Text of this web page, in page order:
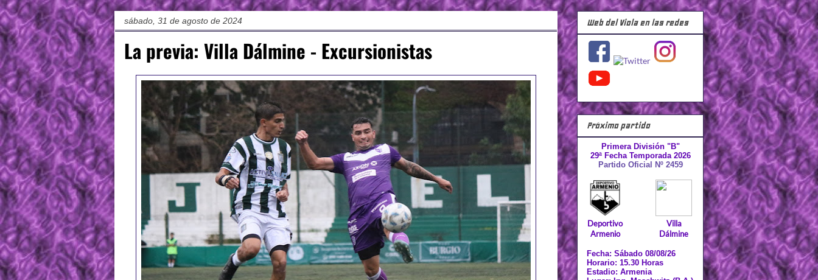
sábado, 31 de agosto de 2024
La previa: Villa Dálmine - Excursionistas
Web del Viola en las redes
Próximo partido
Primera División "B"
29ª Fecha Temporada 2026
Partido Oficial Nº 2459
Deportivo
Armenio
Villa
Dálmine
Fecha: Sábado 08/08/26
Horario: 15.30 Horas
Estadio: Armenia